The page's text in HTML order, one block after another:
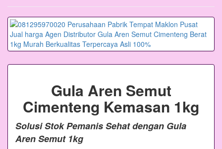
Gula Aren Semut
Cimenteng Kemasan 1kg
Solusi Stok Pemanis Sehat dengan Gula
Aren Semut 1kg